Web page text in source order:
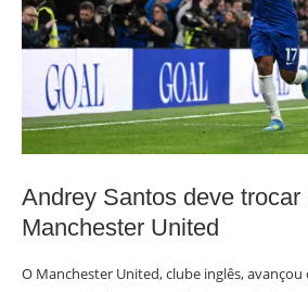
Andrey Santos deve
Manchester United
O Manchester United, clube inglês,